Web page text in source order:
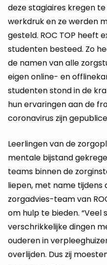
deze stagiaires kregen
werkdruk en ze werden
gesteld. ROC TOP heeft
studenten besteed. Zo
de namen van alle
eigen online- en
studenten stond in de
hun ervaringen aan de
coronavirus zijn
Leerlingen van de
mentale bijstand
teams binnen de
liepen, met name tijdens
zorgadvies-team van
om hulp te bieden. “Veel
verschrikkelijke dingen
ouderen in
overlijden. Dus zij